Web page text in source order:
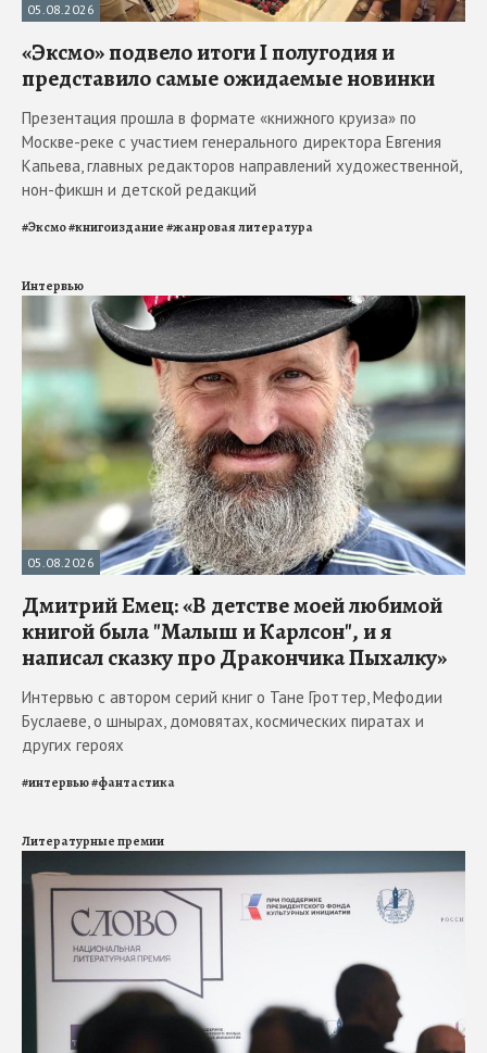
05.08.2026
«Эксмо» подвело итоги I полугодия и
представило самые ожидаемые новинки
Презентация прошла в формате «книжного круиза» по
Москве-реке с участием генерального директора Евгения
Капьева, главных редакторов направлений художественной,
нон-фикшн и детской редакций
#Эксмо#книгоиздание#жанровая литература
Интервью
05.08.2026
Дмитрий Емец: «В детстве моей любимой
книгой была "Малыш и Карлсон", и я
написал сказку про Дракончика Пыхалку»
Интервью с автором серий книг о Тане Гроттер, Мефодии
Буслаеве, о шнырах, домовятах, космических пиратах и
других героях
#интервью#фантастика
Литературные премии